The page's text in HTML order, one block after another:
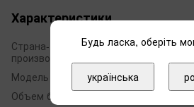
Характеристики
Страна-
производитель
Украина
Модель
O'Pro Turbo
Объем бака, л
Будь ласка, оберіть
українська